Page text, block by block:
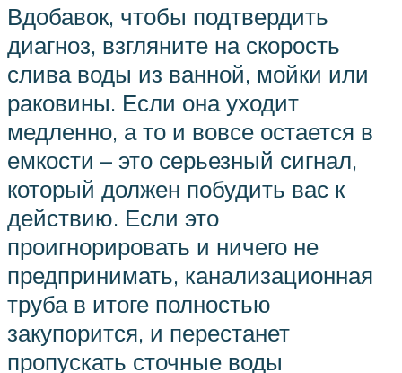
Вдобавок, чтобы подтвердить
диагноз, взгляните на скорость
слива воды из ванной, мойки или
раковины. Если она уходит
медленно, а то и вовсе остается в
емкости – это серьезный сигнал,
который должен побудить вас к
действию. Если это
проигнорировать и ничего не
предпринимать, канализационная
труба в итоге полностью
закупорится, и перестанет
пропускать сточные воды